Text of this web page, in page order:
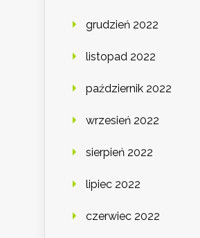
grudzień 2022
listopad 2022
październik 2022
wrzesień 2022
sierpień 2022
lipiec 2022
czerwiec 2022